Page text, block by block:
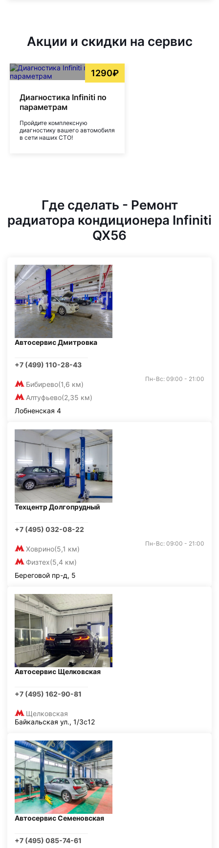
Акции и скидки на сервис
1290₽
Диагностика Infiniti по
параметрам
Пройдите комплексную
диагностику вашего автомобиля
в сети наших СТО!
Где сделать - Ремонт
радиатора кондиционера Infiniti
QX56
Автосервис Дмитровка
+7 (499) 110-28-43
Бибирево(1,6 км)
Алтуфьево(2,35 км)
Пн-Вс: 09:00 - 21:00
Лобненская 4
Техцентр Долгопрудный
+7 (495) 032-08-22
Ховрино(5,1 км)
Физтех(5,4 км)
Пн-Вс: 09:00 - 21:00
Береговой пр-д, 5
Автосервис Щелковская
+7 (495) 162-90-81
Щелковская
Байкальская ул., 1/3с12
Автосервис Семеновская
+7 (495) 085-74-61